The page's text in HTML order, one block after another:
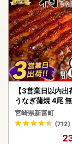
【3営業日以内
うなぎ蒲焼 4尾
以上 C388-840-
宮崎県新富町
(712)